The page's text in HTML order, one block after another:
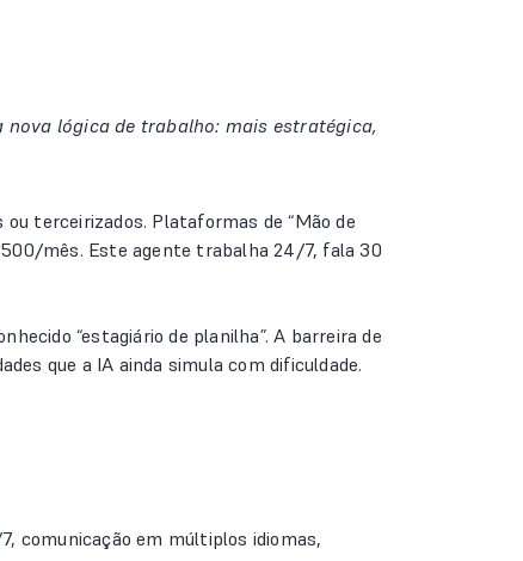
lógica de trabalho: mais estratégica,
terceirizados. Plataformas de “Mão de
500/mês. Este agente trabalha 24/7, fala 30
“estagiário de planilha”. A barreira de
que a IA ainda simula com dificuldade.
comunicação em múltiplos idiomas,